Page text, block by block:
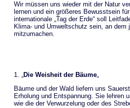
Wir müssen uns wieder mit der Natur
lernen und ein größeres Bewusstsein
internationale „Tag der Erde“ soll
Klima- und Umweltschutz sein, an dem
mitzumachen.
1. „ Die Weisheit der Bäume
Bäume und der Wald liefern uns
Erholung und Entspannung. Sie lehren
wie die der Verwurzelung oder des